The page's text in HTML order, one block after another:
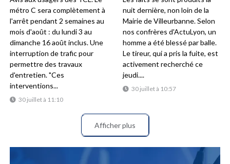
30 juillet à 11:10
métro C sera complètement à
l'arrêt pendant 2 semaines au
mois d'août : du lundi 3 au
dimanche 16 août inclus. Une
interruption de trafic pour
permettre des travaux
d'entretien. "Ces
interventions...
30 juillet à 10:57
nuit dernière, non loin de la
Mairie de Villeurbanne. Selon
nos confrères d'ActuLyon, un
homme a été blessé par balle.
Le tireur, qui a pris la fuite, est
activement recherché ce
jeudi....
Afficher plus